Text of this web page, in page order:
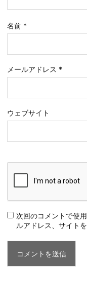
名前 *
メールアドレス *
ウェブサイト
次回のコメントで使
ルアドレス、サイトを